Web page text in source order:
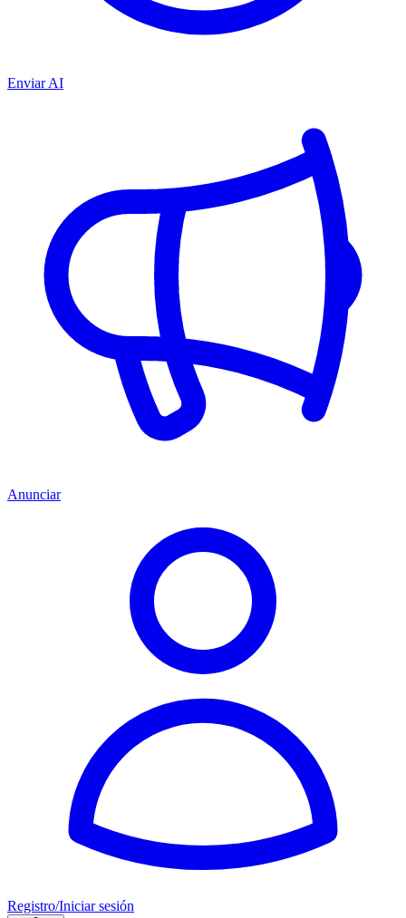
Enviar AI
Anunciar
Registro/Iniciar sesión